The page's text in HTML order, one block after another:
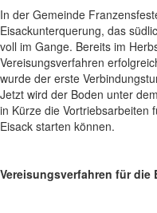
In der Gemeinde
Eisackunterquerung, das
voll im Gange. Bereits im
Vereisungsverfahren
wurde der erste
Jetzt wird der Boden unter
in Kürze die Vortriebsarbeiten
Eisack starten können.
Vereisungsverfahren für die